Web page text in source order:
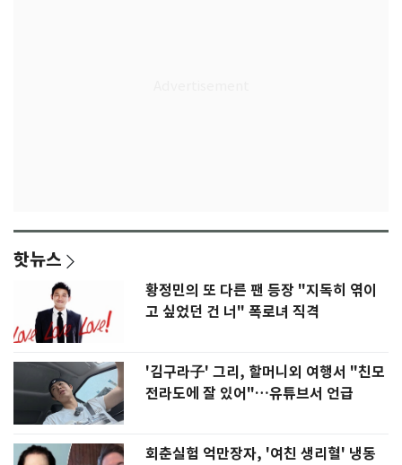
핫뉴스
황정민의 또 다른 팬 등장 "지독히 엮이
고 싶었던 건 너" 폭로녀 직격
'김구라子' 그리, 할머니외 여행서 "친모
전라도에 잘 있어"…유튜브서 언급
회춘실험 억만장자, '여친 생리혈' 냉동